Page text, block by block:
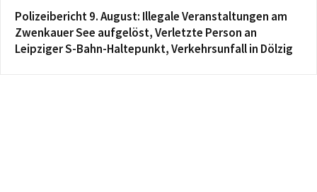
Polizeibericht 9. August: Illegale Veranstaltungen am
Zwenkauer See aufgelöst, Verletzte Person an
Leipziger S-Bahn-Haltepunkt, Verkehrsunfall in Dölzig